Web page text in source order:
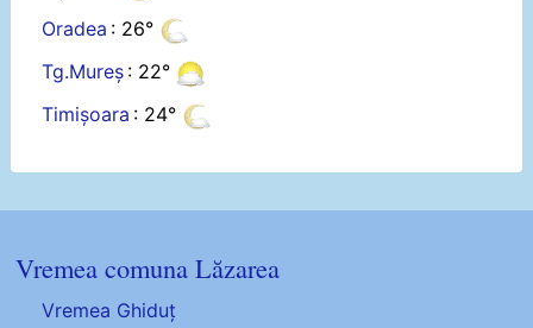
Oradea : 26°
Tg.Mureș : 22°
Timișoara : 24°
Vremea comuna Lăzarea
Vremea Ghiduț